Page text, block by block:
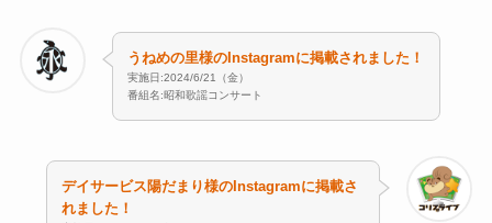
うねめの里様のInstagramに掲載されました！
実施日:2024/6/21（金）
番組名:昭和歌謡コンサート
デイサービス陽だまり様のInstagramに掲載さ
れました！